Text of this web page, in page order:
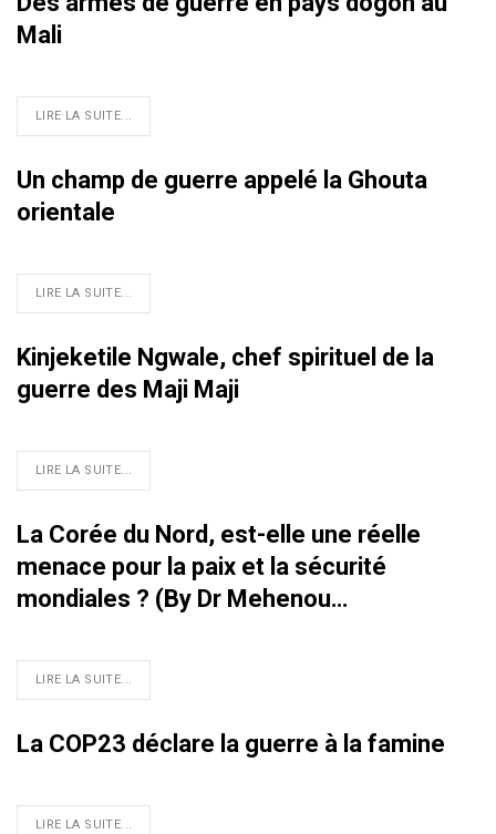
Mali
LIRE LA SUITE...
Un champ de guerre appelé la Ghouta
orientale
LIRE LA SUITE...
Kinjeketile Ngwale, chef spirituel de la
guerre des Maji Maji
LIRE LA SUITE...
La Corée du Nord, est-elle une réelle
menace pour la paix et la sécurité
mondiales ? (By Dr Mehenou…
LIRE LA SUITE...
La COP23 déclare la guerre à la famine
LIRE LA SUITE...